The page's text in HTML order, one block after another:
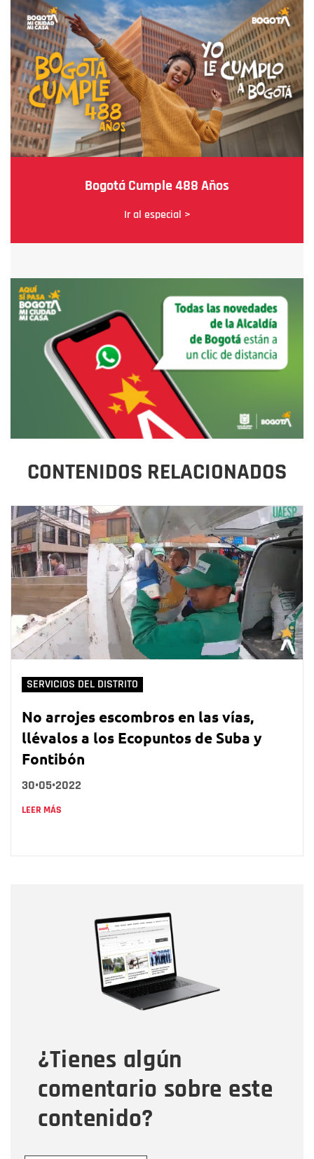
Bogotá Cumple 488 Años
Ir al especial >
CONTENIDOS RELACIONADOS
SERVICIOS DEL DISTRITO
No arrojes escombros en las vías,
llévalos a los Ecopuntos de Suba y
Fontibón
30•05•2022
LEER MÁS
¿Tienes algún
comentario sobre este
contenido?
Correo electrónico
Tipo de comentario
Mensaje